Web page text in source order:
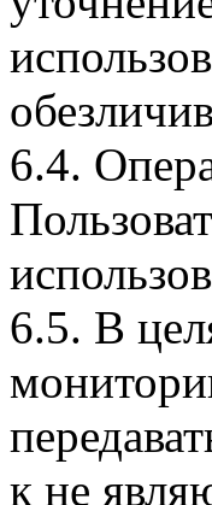
6.4.
6.5. В
к не